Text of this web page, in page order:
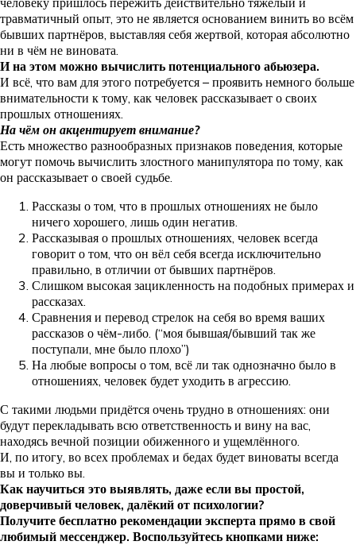
травматичный опыт, это не является основанием винить во всём
бывших партнёров, выставляя себя жертвой, которая абсолютно
ни в чём не виновата.
И на этом можно вычислить потенциального абьюзера.
И всё, что вам для этого потребуется – проявить немного больше
внимательности к тому, как человек рассказывает о своих
прошлых отношениях.
На чём он акцентирует внимание?
Есть множество разнообразных признаков поведения, которые
могут помочь вычислить злостного манипулятора по тому, как
он рассказывает о своей судьбе.
Рассказы о том, что в прошлых отношениях не было
ничего хорошего, лишь один негатив.
Рассказывая о прошлых отношениях, человек всегда
говорит о том, что он вёл себя всегда исключительно
правильно, в отличии от бывших партнёров.
Слишком высокая зацикленность на подобных примерах и
рассказах.
Сравнения и перевод стрелок на себя во время ваших
рассказов о чём-либо. (“моя бывшая/бывший так же
поступали, мне было плохо”)
На любые вопросы о том, всё ли так однозначно было в
отношениях, человек будет уходить в агрессию.
С такими людьми придётся очень трудно в отношениях: они
будут перекладывать всю ответственность и вину на вас,
находясь вечной позиции обиженного и ущемлённого.
И, по итогу, во всех проблемах и бедах будет виноваты всегда
вы и только вы.
Как научиться это выявлять, даже если вы простой,
доверчивый человек, далёкий от психологии?
Получите бесплатно рекомендации эксперта прямо в свой
любимый мессенджер. Воспользуйтесь кнопками ниже: